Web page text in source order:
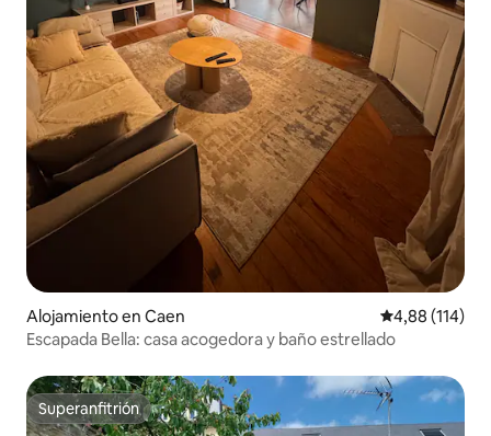
Alojamiento en Caen Calificación
4,88 (114)
Escapada Bella: casa acogedora y baño estrellado
Superanfitrión
Superanfitrión